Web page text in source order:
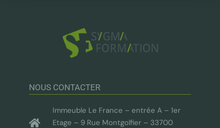
NOUS CONTACTER
Immeuble Le France – entrée A – 1er
Etage – 9 Rue Montgolfier – 33700